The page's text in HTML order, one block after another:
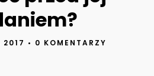
2017 • 0 KOMENTARZY